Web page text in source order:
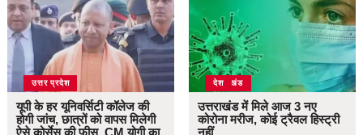
उत्तर प्रदेश
यूपी के हर यूनिवर्सिटी कॉलेज की
होगी जांच, छात्रों को वापस मिलेगी
ऐसे कोर्सेस की फीस, CM योगी का
उत्तराखंड
देश
उत्तराखंड में मिले आज 3 नए
कोरोना मरीज, कोई ट्रैवल हिस्ट्री
नहीं